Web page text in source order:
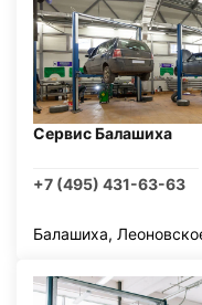
Сервис Балашиха
+7 (495) 431-63-63
Балашиха,